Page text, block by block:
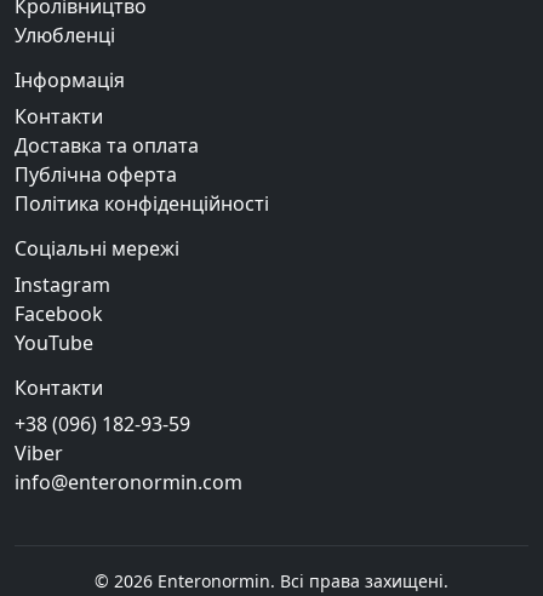
Кролівництво
Улюбленці
Інформація
Контакти
Доставка та оплата
Публічна оферта
Політика конфіденційності
Соціальні мережі
Instagram
Facebook
YouTube
Контакти
+38 (096) 182-93-59
Viber
info@enteronormin.com
© 2026 Enteronormin. Всі права захищені.